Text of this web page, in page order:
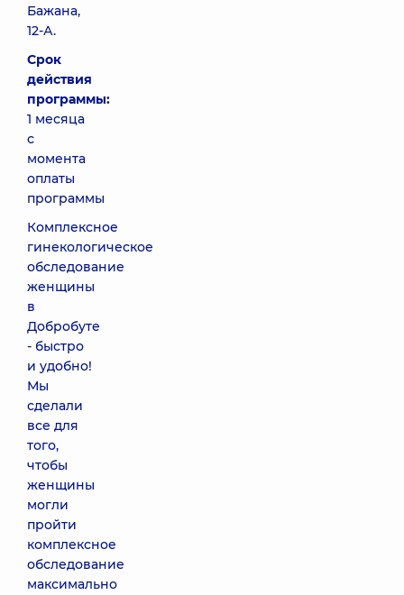
Бажана,
12-А.
Срок
действия
программы:
1 месяца
с
момента
оплаты
программы
Комплексное
гинекологическое
обследование
женщины
в
Добробуте
- быстро
и удобно!
Мы
сделали
все для
того,
чтобы
женщины
могли
пройти
комплексное
обследование
максимально